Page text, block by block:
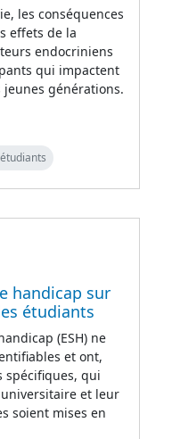
les conséquences
effets de la
endocriniens
qui impactent
jeunes générations.
handicap sur
étudiants
(ESH) ne
et ont,
spécifiques, qui
et leur
soient mises en